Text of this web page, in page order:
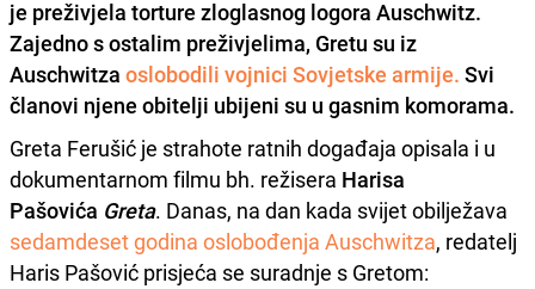
je preživjela torture zloglasnog logora Auschwitz.
Zajedno s ostalim preživjelima, Gretu su iz
Auschwitza oslobodili vojnici Sovjetske armije. Svi
članovi njene obitelji ubijeni su u gasnim komorama.
Greta Ferušić je strahote ratnih događaja opisala i u
dokumentarnom filmu bh. režisera Harisa
Pašovića Greta. Danas, na dan kada svijet obilježava
sedamdeset godina oslobođenja Auschwitza, redatelj
Haris Pašović prisjeća se suradnje s Gretom: